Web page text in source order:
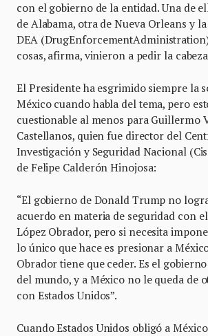
con el gobierno de la entidad. Una de
de Alabama, otra de Nueva Orleans y
DEA
cosas, afirma, vinieron a pedir la
El Presidente ha esgrimido siempre la
México cuando habla del tema, pero
cuestionable al menos para Guillermo
Castellanos, quien fue director del
Investigación y Seguridad Nacional
de Felipe Calderón Hinojosa:
“El gobierno de Donald Trump no
acuerdo en materia de seguridad con
López Obrador, pero si necesita
lo único que hace es presionar a
Obrador tiene que ceder. Es el
del mundo, y a México no le queda de
con Estados Unidos”.
Cuando Estados Unidos obligó a